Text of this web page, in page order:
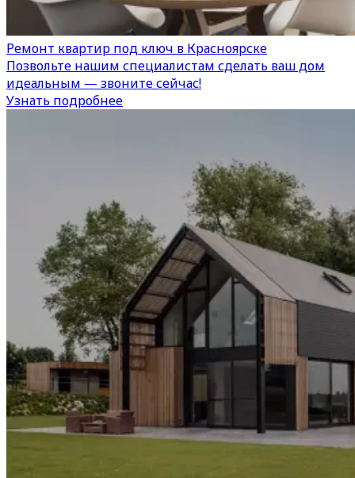
Ремонт квартир под ключ в Красноярске
Позвольте нашим специалистам сделать ваш дом
идеальным — звоните сейчас!
Узнать подробнее